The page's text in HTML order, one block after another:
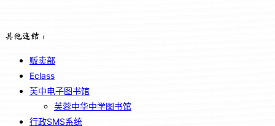
其他连结：
贩卖部
Eclass
芙中电子图书馆
芙蓉中华中学图书馆
行政SMS系统